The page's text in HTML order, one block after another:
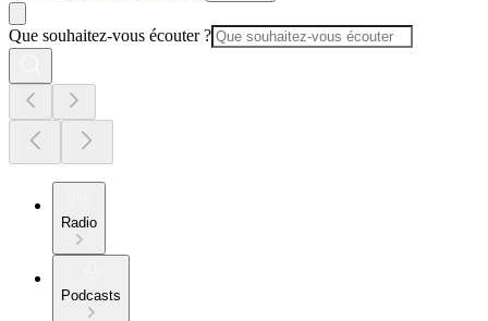
Que souhaitez-vous écouter ?
Radio
Podcasts